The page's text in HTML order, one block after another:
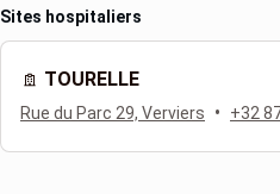
Sites hospitaliers
TOURELLE
Rue du Parc 29, Verviers • +32